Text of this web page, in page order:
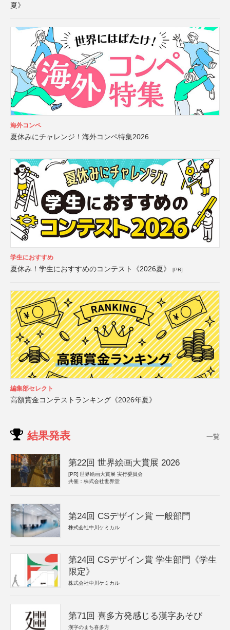
夏》
海外コンペ
夏休みにチャレンジ！海外コンペ特集2026
学生におすすめ
夏休み！学生におすすめのコンテスト《2026夏》 [PR]
編集部セレクト
高額賞金コンテストランキング《2026年夏》
結果発表 一覧
第22回 世界絵画大賞展 2026
[PR] 世界絵画大賞展 実行委員会
共催：株式会社世界堂
第24回 CSデザイン賞 一般部門
株式会社中川ケミカル
第24回 CSデザイン賞 学生部門《学生
限定》
株式会社中川ケミカル
第71回 喜多方発感じる漢字あそび
漢字のまち喜多方